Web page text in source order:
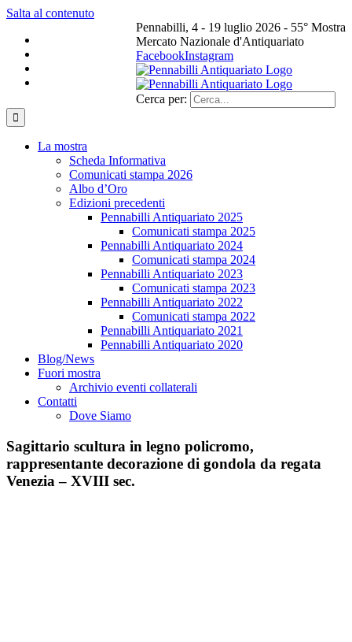
Salta al contenuto
Pennabilli, 4 - 19 luglio 2026 - 55° Mostra
Mercato Nazionale d'Antiquariato
FacebookInstagram
Cerca per:
La mostra
Scheda Informativa
Comunicati stampa 2026
Albo d’Oro
Edizioni precedenti
Pennabilli Antiquariato 2025
Comunicati stampa 2025
Pennabilli Antiquariato 2024
Comunicati stampa 2024
Pennabilli Antiquariato 2023
Comunicati stampa 2023
Pennabilli Antiquariato 2022
Comunicati stampa 2022
Pennabilli Antiquariato 2021
Pennabilli Antiquariato 2020
Blog/News
Fuori mostra
Archivio eventi collaterali
Contatti
Dove Siamo
Sagittario scultura in legno policromo,
rappresentante decorazione di gondola da regata
Venezia – XVIII sec.